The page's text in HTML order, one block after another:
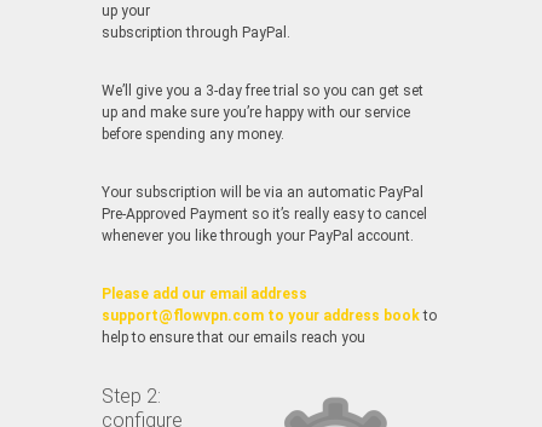
up your
subscription through PayPal.
We’ll give you a 3-day free trial so you can get set
up and make sure you’re happy with our service
before spending any money.
Your subscription will be via an automatic PayPal
Pre-Approved Payment so it’s really easy to cancel
whenever you like through your PayPal account.
Please add our email address
support@flowvpn.com to your address bookto
help to ensure that our emails reach you
Step 2:
configure